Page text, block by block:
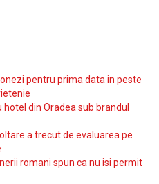
pentru prima data in peste
din Oradea sub brandul
a trecut de evaluarea pe
romani spun ca nu isi permit